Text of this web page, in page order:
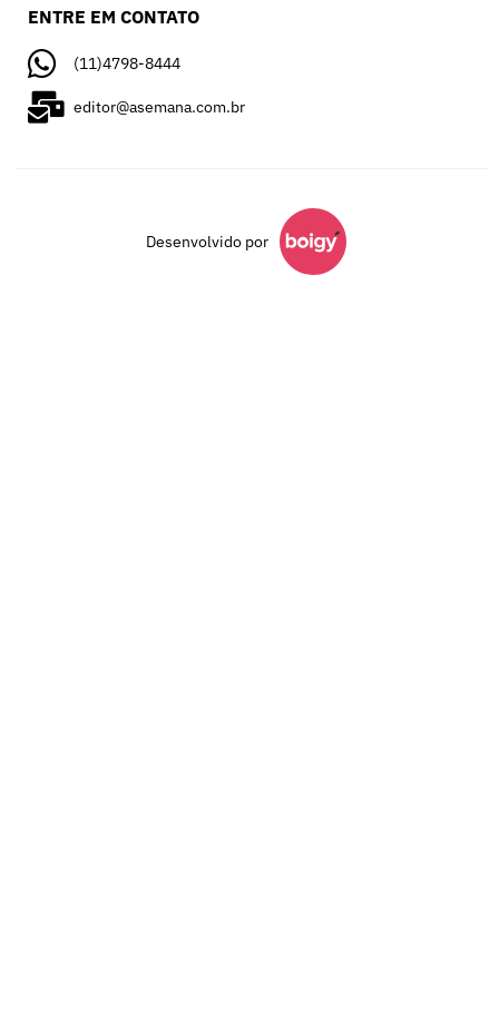
ENTRE EM CONTATO
(11)4798-8444
editor@asemana.com.br
Desenvolvido por